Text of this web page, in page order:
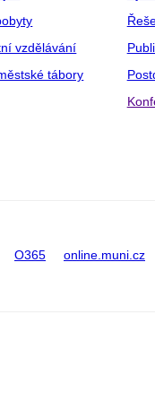
vzdělávání
tábory
O365 online.muni.cz